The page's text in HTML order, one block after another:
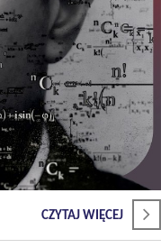
CZYTAJ WIĘCEJ